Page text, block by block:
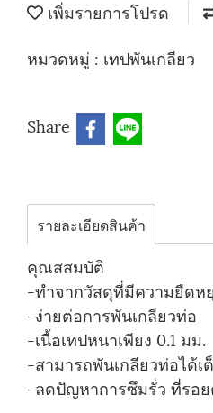
เพิ่มรายการโปรด
หมวดหมู่ : เทปพันเกลียว
Share
รายละเอียดสินค้า
คุณสสมบัติ
-ทำจากวัสดุที่มีความยืดห
-ง่ายต่อการพันเกลียวท่อ
-เนื้อเทปหนาเพียง 0.1 มม.
-สามารถพันเกลียวท่อได้เ
-ลดปัญหาการซึมรั่ว ที่รอ